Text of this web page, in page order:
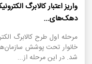
واریز اعتبار کالابرگ
دهک‌های...
مرحله اول طرح کالابرگ
خانوار تحت پوشش
شد. در این مرحله از...